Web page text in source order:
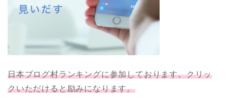
日本ブログ村ランキングに参加しております。クリッ
クいただけると励みになります。